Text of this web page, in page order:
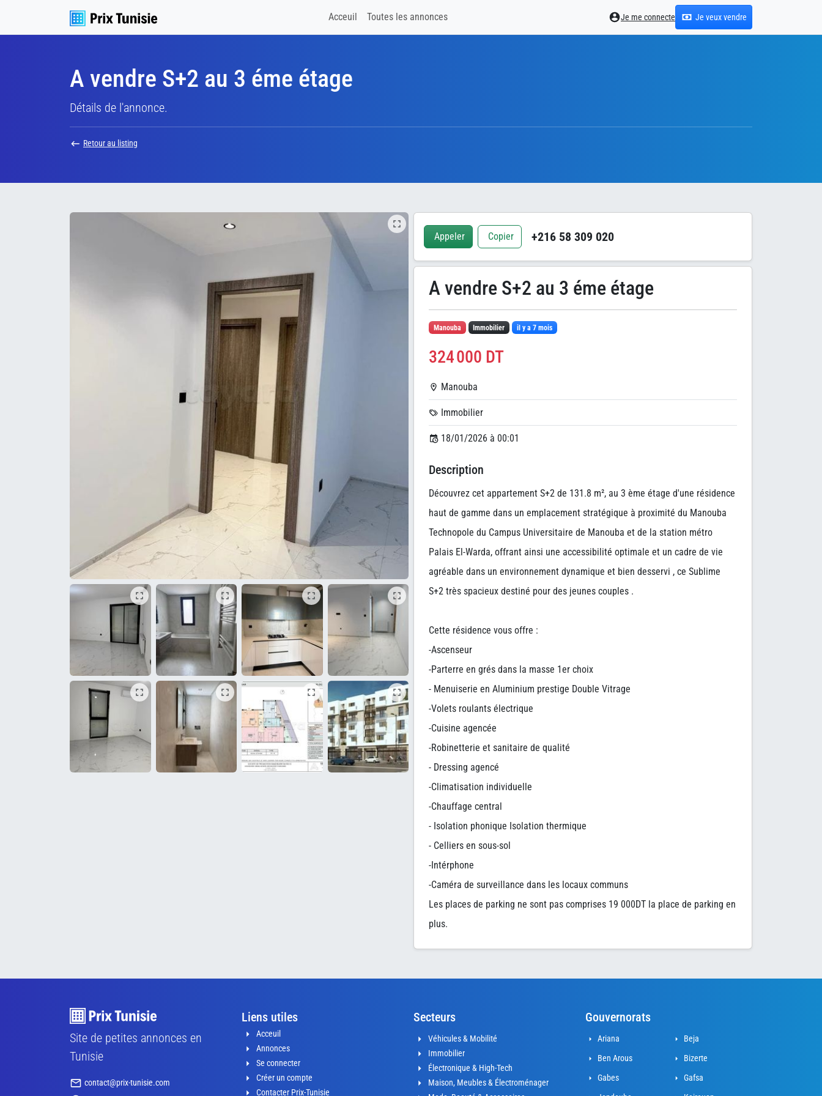
Acceuil Toutes les annonces Je me connecte Je veux vendre
A vendre S+2 au 3 éme étage
Détails de l'annonce.
Retour au listing
Appeler Copier +216 58 309 020
A vendre S+2 au 3 éme étage
Manouba Immobilier il y a 7 mois
324 000 DT
Manouba
Immobilier
18/01/2026 à 00:01
Description
Découvrez cet appartement S+2 de 131.8 m², au 3 ème étage d'une résidence
haut de gamme dans un emplacement stratégique à proximité du Manouba
Technopole du Campus Universitaire de Manouba et de la station métro
Palais El-Warda, offrant ainsi une accessibilité optimale et un cadre de vie
agréable dans un environnement dynamique et bien desservi , ce Sublime
S+2 très spacieux destiné pour des jeunes couples .
Cette résidence vous offre :
-Ascenseur
-Parterre en grés dans la masse 1er choix
- Menuiserie en Aluminium prestige Double Vitrage
-Volets roulants électrique
-Cuisine agencée
-Robinetterie et sanitaire de qualité
- Dressing agencé
-Climatisation individuelle
-Chauffage central
- Isolation phonique Isolation thermique
- Celliers en sous-sol
-Intérphone
-Caméra de surveillance dans les locaux communs
Les places de parking ne sont pas comprises 19 000DT la place de parking en
plus.
Site de petites annonces en
Tunisie
contact@prix-tunisie.com
Liens utiles
Acceuil
Annonces
Se connecter
Créer un compte
Contacter Prix-Tunisie
Secteurs
Véhicules & Mobilité
Immobilier
Électronique & High-Tech
Maison, Meubles & Électroménager
Gouvernorats
Ariana
Beja
Ben Arous
Bizerte
Gabes
Gafsa